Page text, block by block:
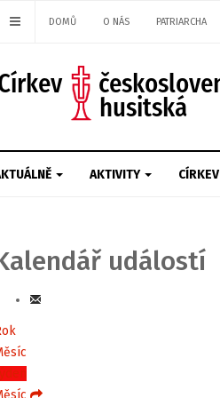
DOMŮ O NÁS PATRIARCHA
AKTIVITY CÍRKEV
událostí